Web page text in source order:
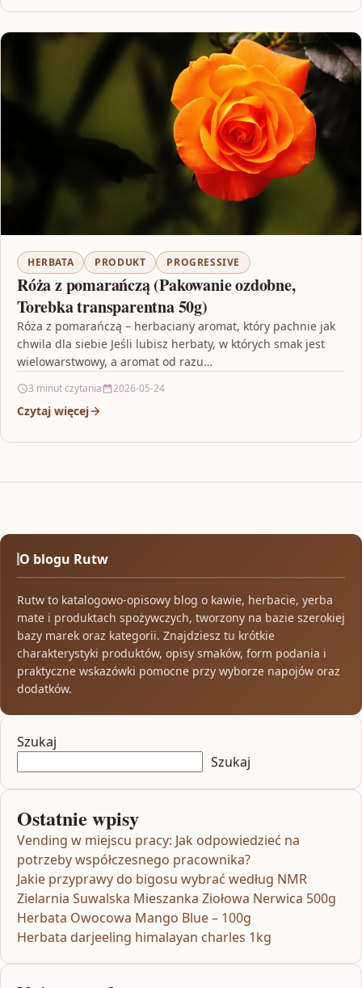
HERBATA PRODUKT PROGRESSIVE
Róża z pomarańczą (Pakowanie ozdobne,
Torebka transparentna 50g)
Róża z pomarańczą – herbaciany aromat, który pachnie jak
chwila dla siebie Jeśli lubisz herbaty, w których smak jest
wielowarstwowy, a aromat od razu…
3 minut czytania 2026-05-24
Czytaj więcej
O blogu Rutw
Rutw to katalogowo-opisowy blog o kawie, herbacie, yerba
mate i produktach spożywczych, tworzony na bazie szerokiej
bazy marek oraz kategorii. Znajdziesz tu krótkie
charakterystyki produktów, opisy smaków, form podania i
praktyczne wskazówki pomocne przy wyborze napojów oraz
dodatków.
Szukaj
Szukaj
Ostatnie wpisy
Vending w miejscu pracy: Jak odpowiedzieć na
potrzeby współczesnego pracownika?
Jakie przyprawy do bigosu wybrać według NMR
Zielarnia Suwalska Mieszanka Ziołowa Nerwica 500g
Herbata Owocowa Mango Blue – 100g
Herbata darjeeling himalayan charles 1kg